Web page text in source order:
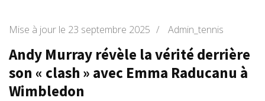
Mise à jour le 23 septembre 2025 / Admin_tennis
Andy Murray révèle la vérité derrière
son « clash » avec Emma Raducanu à
Wimbledon